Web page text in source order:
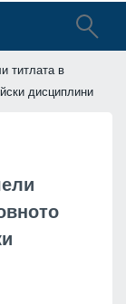
титлата в
дисциплини